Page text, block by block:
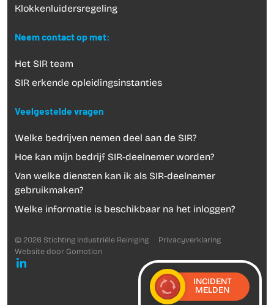
Klokkenluidersregeling
Neem contact op met:
Het SIR team
SIR erkende opleidingsinstanties
Veelgestelde vragen
Welke bedrijven nemen deel aan de SIR?
Hoe kan mijn bedrijf SIR-deelnemer worden?
Van welke diensten kan ik als SIR-deelnemer
gebruikmaken?
Welke informatie is beschikbaar na het inloggen?
© 2026 Stichting Industriële Reiniging
Privacyverklaring
Website door Gomotion
INCIDENT
MELDEN